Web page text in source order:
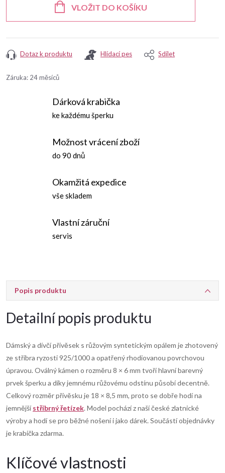
VLOŽIT DO KOŠÍKU
Dotaz k produktu Hlídací pes Sdílet
Záruka: 24 měsíců
Dárková krabička
ke každému šperku
Možnost vrácení zboží
do 90 dnů
Okamžitá expedice
vše skladem
Vlastní záruční
servis
Popis produktu
Detailní popis produktu
Dámský a dívčí přívěsek s růžovým syntetickým opálem je zhotovený
ze stříbra ryzosti 925/1000 a opatřený rhodiovanou povrchovou
úpravou. Oválný kámen o rozměru 8 × 6 mm tvoří hlavní barevný
prvek šperku a díky jemnému růžovému odstínu působí decentně.
Celkový rozměr přívěsku je 18 × 8,5 mm, proto se dobře hodí na
jemnější stříbrný řetízek. Model pochází z naší české zlatnické
výroby a hodí se pro běžné nošení i jako dárek. Součástí objednávky
je krabička zdarma.
Klíčové vlastnosti